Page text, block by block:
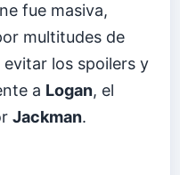
fue masiva,
multitudes de
los spoilers y
a Logan, el
Jackman.